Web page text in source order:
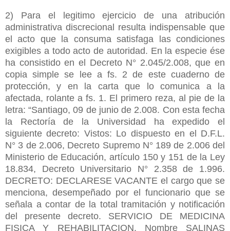
2) Para el legitimo ejercicio de una atribución
administrativa discrecional resulta indispensable que
el acto que la consuma satisfaga las condiciones
exigibles a todo acto de autoridad. En la especie ése
ha consistido en el Decreto N° 2.045/2.008, que en
copia simple se lee a fs. 2 de este cuaderno de
protección, y en la carta que lo comunica a la
afectada, rolante a fs. 1. El primero reza, al pie de la
letra: “Santiago, 09 de junio de 2.008. Con esta fecha
la Rectoría de la Universidad ha expedido el
siguiente decreto: Vistos: Lo dispuesto en el D.F.L.
N° 3 de 2.006, Decreto Supremo N° 189 de 2.006 del
Ministerio de Educación, artículo 150 y 151 de la Ley
18.834, Decreto Universitario N° 2.358 de 1.996.
DECRETO: DECLARESE VACANTE el cargo que se
menciona, desempeñado por el funcionario que se
señala a contar de la total tramitación y notificación
del presente decreto. SERVICIO DE MEDICINA
FISICA Y REHABILITACION. Nombre SALINAS